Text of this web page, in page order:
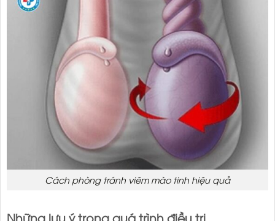
Cách phòng tránh viêm mào tinh hiệu quả
Những lưu ý trong quá trình điều trị